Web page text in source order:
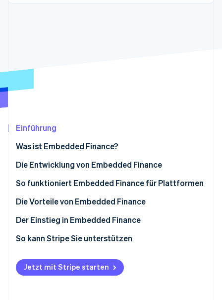
Betrugsprävention
Identity
Erfahren Sie, wie Stripe Lösungen für die
Jetzt ansehen
Einführung
Was ist Embedded Finance?
Die Entwicklung von Embedded Finance
So funktioniert Embedded Finance für Plattformen
Direkte Zusammenarbeit mit Banken
Zugriff auf Finanzdienstleistungen durch eine
Die Vorteile von Embedded Finance
Der Einstieg in Embedded Finance
1. Zahlungsdienstleistungen
2. Unterstützt eine Vielzahl von
Finanzdienstleistungen
So kann Stripe Sie unterstützen
Jetzt mit Stripe starten